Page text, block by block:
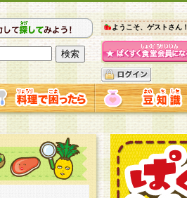
ようこそ、ゲストさん！